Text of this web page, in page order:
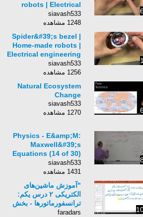
robots | Electrical
engineering | Khan
Academy
siavash533
1248 مشاهده
Spider&#39;s bezel |
Home-made robots |
Electrical engineering
| Khan Academy
siavash533
1256 مشاهده
Natural Ecosystem
Change
siavash533
1270 مشاهده
Physics - E&amp;M:
Maxwell&#39;s
Equations (14 of 30)
Differential Form of
Gauss&#39; Law: 6
siavash533
1431 مشاهده
"آموزش ماشین‌های
الکتریکی ۲ درس یکم:
ترانسفورماتورها - بخش
دوم"
faradars